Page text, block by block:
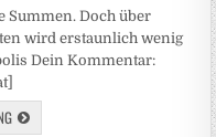
Summen. Doch über
wird erstaunlich wenig
Dein Kommentar: